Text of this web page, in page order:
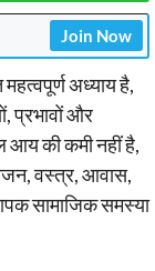
Join Now
अध्याय है,
प्रभावों और
आय की कमी नहीं है,
वस्त्र, आवास,
सामाजिक समस्या